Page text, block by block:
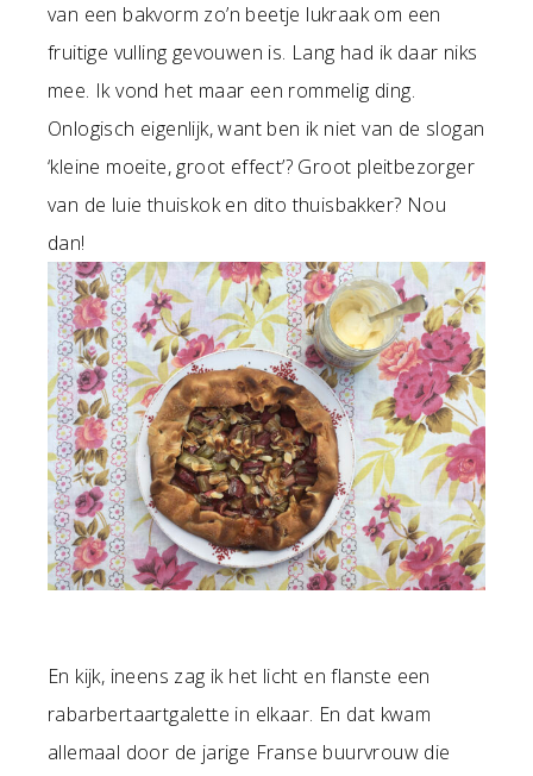
van een bakvorm zo’n beetje lukraak om een
fruitige vulling gevouwen is. Lang had ik daar niks
mee. Ik vond het maar een rommelig ding.
Onlogisch eigenlijk, want ben ik niet van de slogan
‘kleine moeite, groot effect’? Groot pleitbezorger
van de luie thuiskok en dito thuisbakker? Nou
dan!
En kijk, ineens zag ik het licht en flanste een
rabarbertaartgalette in elkaar. En dat kwam
allemaal door de jarige Franse buurvrouw die